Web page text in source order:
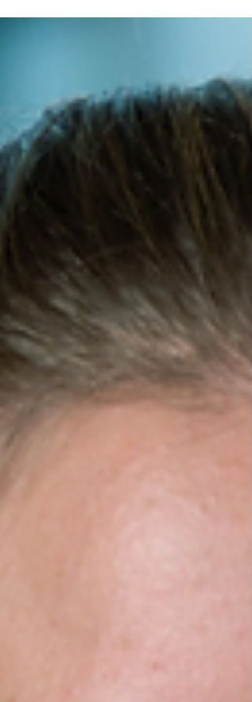
(ECP). Přestože jde o roli bez větších
osvětě může mít větší dopad než teorie v
učebně, myslí si žena, která též působí jako
testérka ve společnosti UX Fans. Evropský
klimatický pakt je hnutí, které spustila
Evropská komise. Do